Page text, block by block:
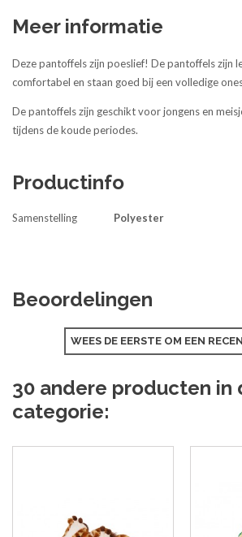
Meer informatie
Deze pantoffels zijn poeslief! De pantoffels zijn
comfortabel en staan goed bij een volledige
De pantoffels zijn geschikt voor jongens en
tijdens de koude periodes.
Productinfo
Samenstelling Polyester
Beoordelingen
WEES DE EERSTE OM EEN
30 andere producten in
categorie: